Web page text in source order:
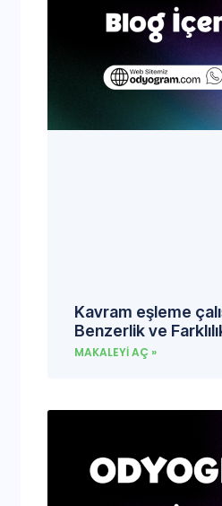
Kavram eşleme
Benzerlik ve
MAKALEYI AÇ »